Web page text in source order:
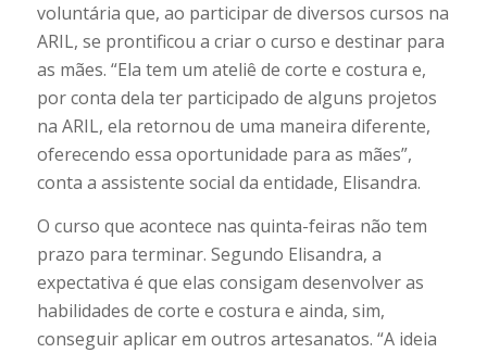
voluntária que, ao participar de diversos cursos na
ARIL, se prontificou a criar o curso e destinar para
as mães. “Ela tem um ateliê de corte e costura e,
por conta dela ter participado de alguns projetos
na ARIL, ela retornou de uma maneira diferente,
oferecendo essa oportunidade para as mães”,
conta a assistente social da entidade, Elisandra.
O curso que acontece nas quinta-feiras não tem
prazo para terminar. Segundo Elisandra, a
expectativa é que elas consigam desenvolver as
habilidades de corte e costura e ainda, sim,
conseguir aplicar em outros artesanatos. “A ideia